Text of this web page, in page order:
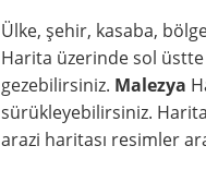
Ülke, şehir, kasaba,
Harita üzerinde sol üstte
gezebilirsiniz. Malezya
sürükleyebilirsiniz.
arazi haritası resimler